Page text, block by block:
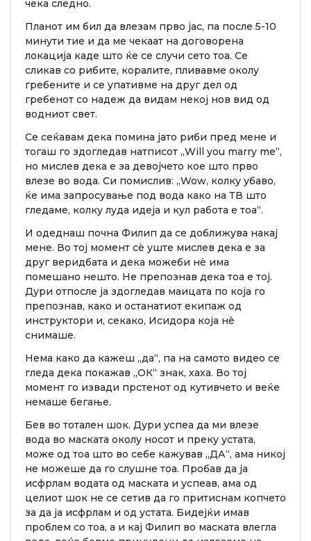
чека следно.
Планот им бил да влезам прво јас, па после 5-10
минути тие и да ме чекаат на договорена
локација каде што ќе се случи сето тоа. Се
сликав со рибите, коралите, пливавме околу
гребените и се упативме на друг дел од
гребенот со надеж да видам некој нов вид од
водниот свет.
Се сеќавам дека помина јато риби пред мене и
тогаш го здогледав натписот „Will you marry me“,
но мислев дека е за девојчето кое што прво
влезе во вода. Си помислив: „Wow, колку убаво,
ќе има запросување под вода како на ТВ што
гледаме, колку луда идеја и кул работа е тоа“.
И одеднаш почна Филип да се доближува накај
мене. Во тој момент сè уште мислев дека е за
друг веридбата и дека можеби нè има
помешано нешто. Не препознав дека тоа е тој.
Дури отпосле ја здогледав маицата по која го
препознав, како и останатиот екипаж од
инструктори и, секако, Исидора која нè
снимаше.
Нема како да кажеш „да“, па на самото видео се
гледа дека покажав „ОК“ знак, хаха. Во тој
момент го извади прстенот од кутивчето и веќе
немаше бегање.
Бев во тотален шок. Дури успеа да ми влезе
вода во маската околу носот и преку устата,
може од тоа што во себе кажував „ДА“, ама никој
не можеше да го слушне тоа. Пробав да ја
исфрлам водата од маската и успеав, ама од
целиот шок не се сетив да го притиснам копчето
за да ја исфрлам и од устата. Бидејќи имав
проблем со тоа, а и кај Филип во маската влегла